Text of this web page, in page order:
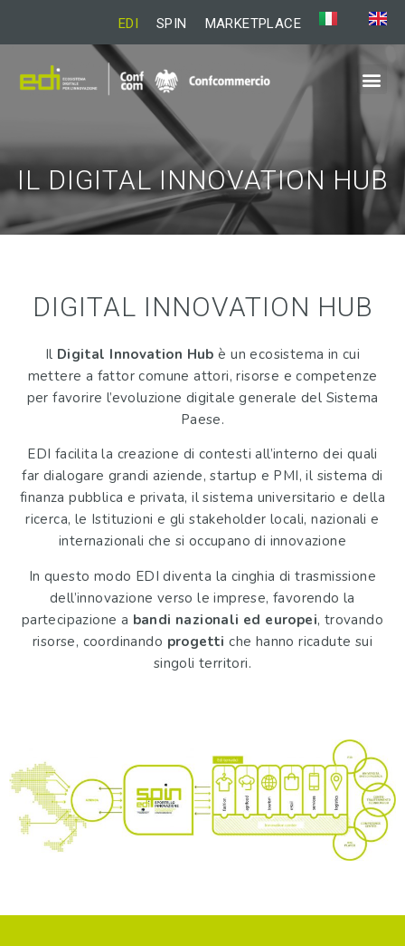
EDI SPIN MARKETPLACE
IL DIGITAL INNOVATION HUB
DIGITAL INNOVATION HUB
Il Digital Innovation Hub è un ecosistema in cui
mettere a fattor comune attori, risorse e competenze
per favorire l’evoluzione digitale generale del Sistema
Paese.
EDI facilita la creazione di contesti all’interno dei quali
far dialogare grandi aziende, startup e PMI, il sistema di
finanza pubblica e privata, il sistema universitario e della
ricerca, le Istituzioni e gli stakeholder locali, nazionali e
internazionali che si occupano di innovazione
In questo modo EDI diventa la cinghia di trasmissione
dell’innovazione verso le imprese, favorendo la
partecipazione a bandi nazionali ed europei, trovando
risorse, coordinando progetti che hanno ricadute sui
singoli territori.